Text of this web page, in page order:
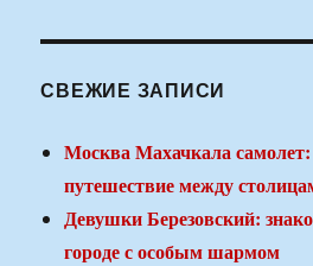
СВЕЖИЕ ЗАПИСИ
Москва Махачкала
путешествие между
Девушки Березовский:
городе с особым шармом